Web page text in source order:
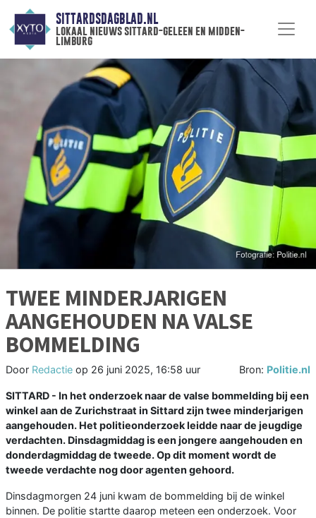
SITTARDSDAGBLAD.NL
lokaal nieuws sittard-geleen en midden-
limburg
TWEE MINDERJARIGEN
AANGEHOUDEN NA VALSE
BOMMELDING
Door Redactie op 26 juni 2025, 16:58 uur Bron: Politie.nl
SITTARD - In het onderzoek naar de valse bommelding bij een
winkel aan de Zurichstraat in Sittard zijn twee minderjarigen
aangehouden. Het politieonderzoek leidde naar de jeugdige
verdachten. Dinsdagmiddag is een jongere aangehouden en
donderdagmiddag de tweede. Op dit moment wordt de
tweede verdachte nog door agenten gehoord.
Dinsdagmorgen 24 juni kwam de bommelding bij de winkel
binnen. De politie startte daarop meteen een onderzoek. Voor